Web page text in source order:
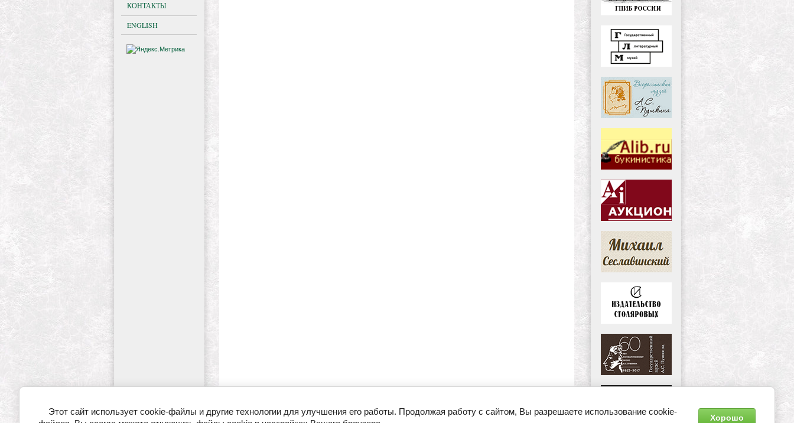
КОНТАКТЫ
ENGLISH
Этот сайт использует cookie-файлы и другие технологии для улучшения его работы. Продолжая работу с сайтом, Вы разрешаете использование cookie-
Хорошо